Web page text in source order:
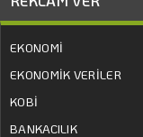
EKONOMİ
EKONOMİK VERİLER
KOBİ
BANKACILIK